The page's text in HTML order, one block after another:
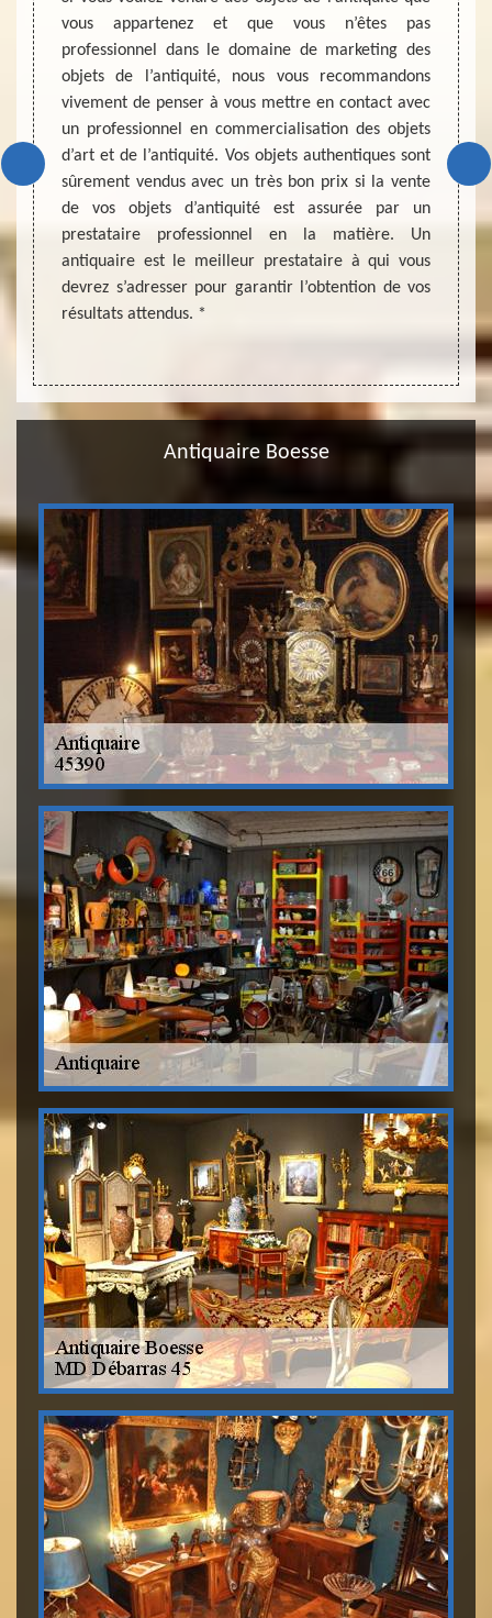
de
vous
d’un
pour
à
vous appartenez et que vous n’êtes pas
professionnel dans le domaine de marketing des
objets de l’antiquité, nous vous recommandons
vivement de penser à vous mettre en contact avec
un professionnel en commercialisation des objets
d’art et de l’antiquité. Vos objets authentiques sont
sûrement vendus avec un très bon prix si la vente
de vos objets d’antiquité est assurée par un
prestataire professionnel en la matière. Un
antiquaire est le meilleur prestataire à qui vous
devrez s’adresser pour garantir l’obtention de vos
résultats attendus. *
Avec
sont
un
de
Antiquaire Boesse